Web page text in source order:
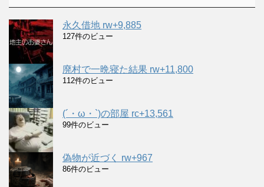
永久借地 rw+9,885
127件のビュー
廃村で一晩寝た結果 rw+11,800
112件のビュー
(´・ω・`)の部屋 rc+13,561
99件のビュー
偽物が近づく rw+967
86件のビュー